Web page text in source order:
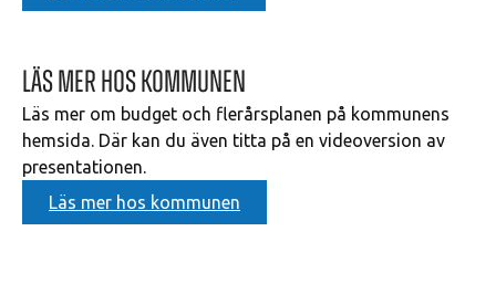
Läs mer hos kommunen
Läs mer om budget och flerårsplanen på kommunens
hemsida. Där kan du även titta på en videoversion av
presentationen.
Läs mer hos kommunen